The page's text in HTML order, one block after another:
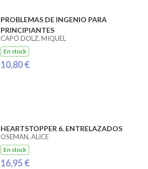
PROBLEMAS DE INGENIO PARA
PRINCIPIANTES
CAPÓ DOLZ, MIQUEL
En stock
10,80 €
HEARTSTOPPER 6. ENTRELAZADOS
OSEMAN, ALICE
En stock
16,95 €